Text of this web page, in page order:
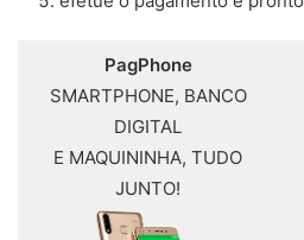
PagPhone
SMARTPHONE, BANCO
DIGITAL
E MAQUININHA, TUDO
JUNTO!